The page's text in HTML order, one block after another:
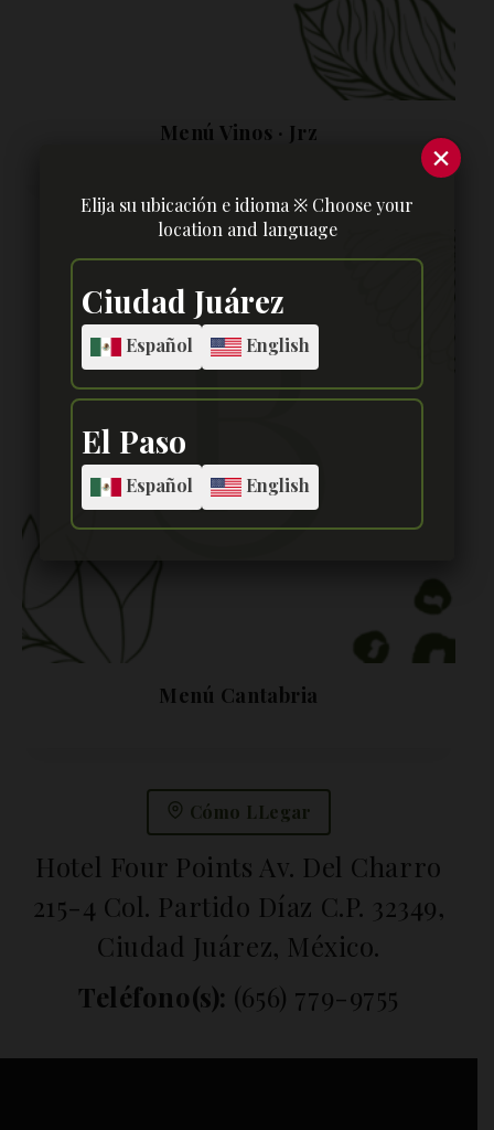
Menú Vinos · Jrz
Menú Cantabria
Cómo LLegar
Hotel Four Points Av. Del Charro
215-4 Col. Partido Díaz C.P. 32349,
Ciudad Juárez, México.
(656) 779-9755
Elija su ubicación e idioma ※ Choose your
location and language
Ciudad Juárez
Español English
El Paso
Español English
×